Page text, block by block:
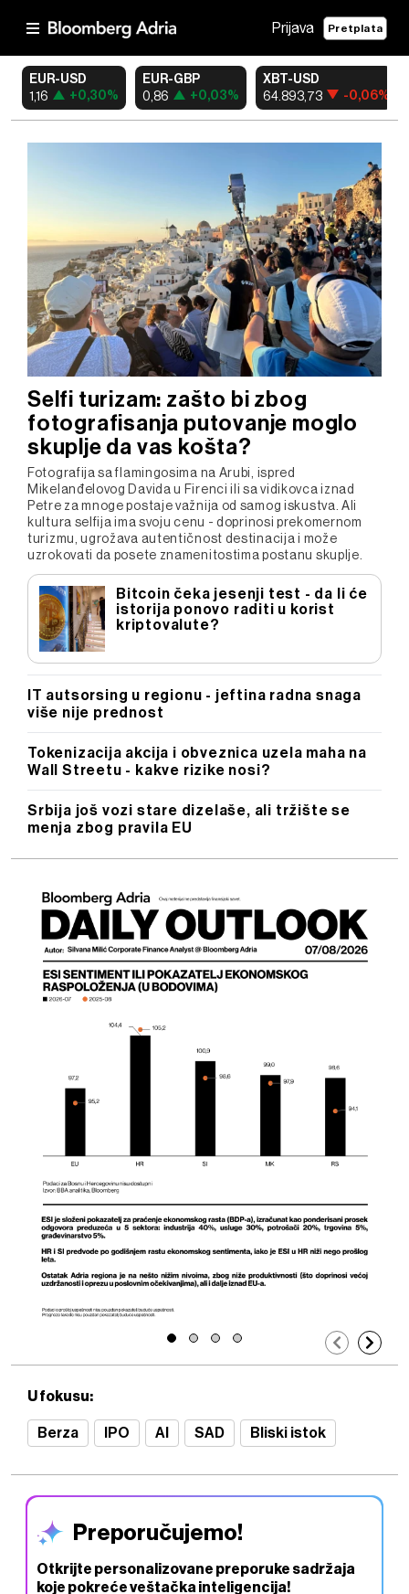
Prijava Pretplata
EUR-USD
1,16 +0,30%
EUR-GBP
0,86 +0,03%
XBT-USD
64.893,73 -0,06%
Selfi turizam: zašto bi zbog
fotografisanja putovanje moglo
skuplje da vas košta?
Fotografija sa flamingosima na Arubi, ispred
Mikelanđelovog Davida u Firenci ili sa vidikovca iznad
Petre za mnoge postaje važnija od samog iskustva. Ali
kultura selfija ima svoju cenu - doprinosi prekomernom
turizmu, ugrožava autentičnost destinacija i može
uzrokovati da posete znamenitostima postanu skuplje.
Bitcoin čeka jesenji test - da li će
istorija ponovo raditi u korist
kriptovalute?
IT autsorsing u regionu - jeftina radna snaga
više nije prednost
Tokenizacija akcija i obveznica uzela maha na
Wall Streetu - kakve rizike nosi?
Srbija još vozi stare dizelaše, ali tržište se
menja zbog pravila EU
U fokusu:
Berza IPO AI SAD Bliski istok
Preporučujemo!
Otkrijte personalizovane preporuke sadržaja
koje pokreće veštačka inteligencija!